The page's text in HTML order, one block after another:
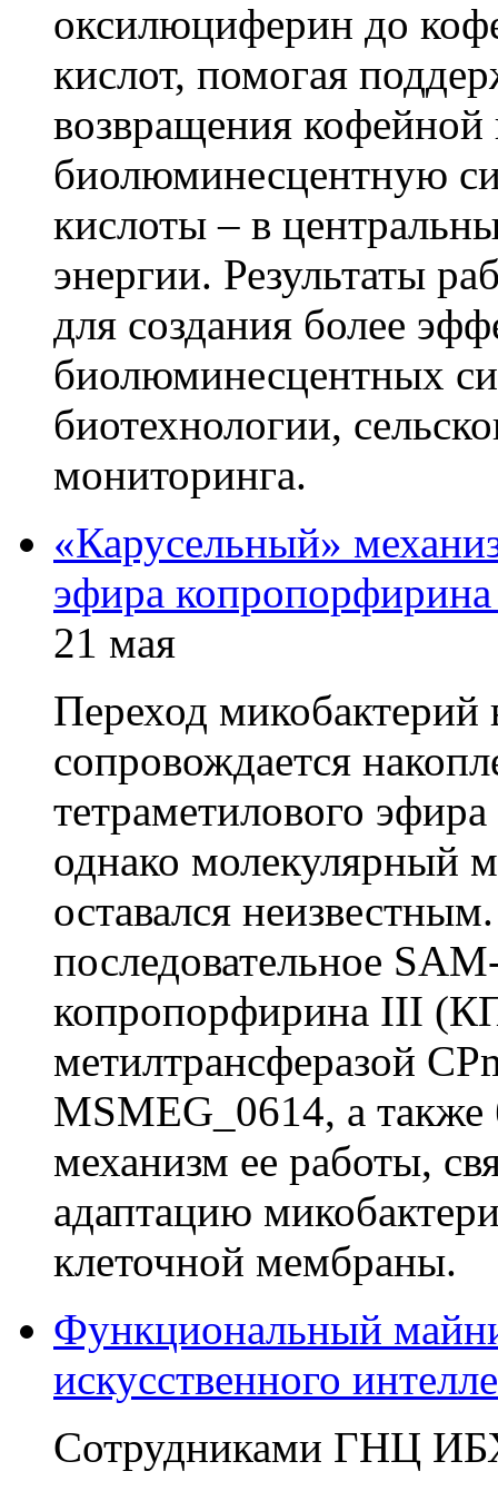
оксилюциферин до
кислот, помогая
возвращения кофейной
биолюминесцентную
кислоты – в
энергии. Результаты
для создания более
биолюминесцентных
биотехнологии,
мониторинга.
«Карусельный»
эфира
21 мая
Переход микобактерий
сопровождается
тетраметилового
однако молекулярный
оставался
последовательное
копропорфирина III
метилтрансферазой
MSMEG_0614, а
механизм ее работы,
адаптацию
клеточной мембраны.
Функциональный
искусственного
Сотрудниками ГНЦ